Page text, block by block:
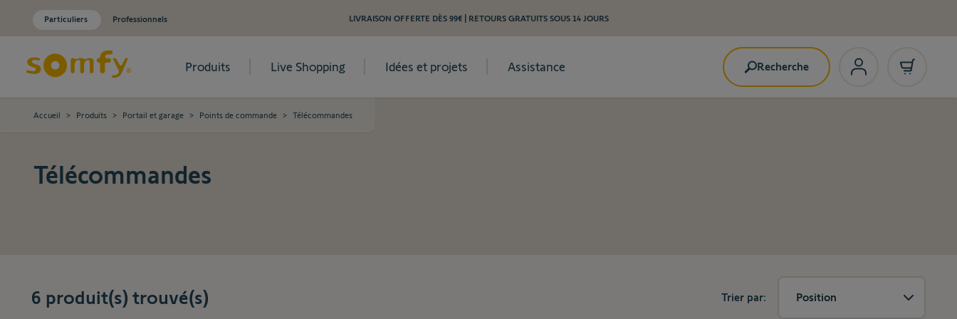
Particuliers Professionnels LIVRAISON OFFERTE DÈS 99€ | RETOURS GRATUITS SOUS 14 JOURS
Produits Live Shopping Idées et projets Assistance Recherche
Accueil > Produits > Portail et garage > Points de commande > Télécommandes
Télécommandes
6 produit(s) trouvé(s) Trier par: Position